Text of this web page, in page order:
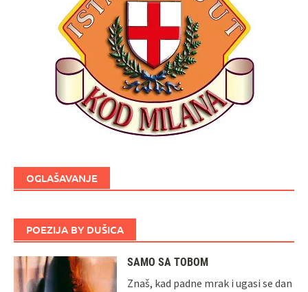
OGLAŠAVANJE
POEZIJA BY DUŠICA
SAMO SA TOBOM
Znaš, kad padne mrak i ugasi se dan